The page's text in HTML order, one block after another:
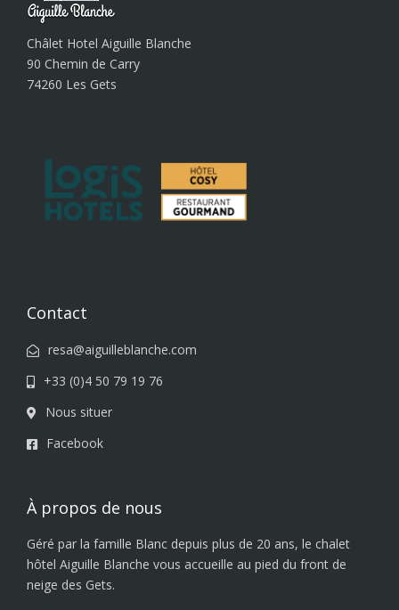
Châlet Hotel Aiguille Blanche
90 Chemin de Carry
74260 Les Gets
Contact
resa@aiguilleblanche.com
+33 (0)4 50 79 19 76
Nous situer
Facebook
À propos de nous
Géré par la famille Blanc depuis plus de 20 ans, le chalet
hôtel Aiguille Blanche vous accueille au pied du front de
neige des Gets.